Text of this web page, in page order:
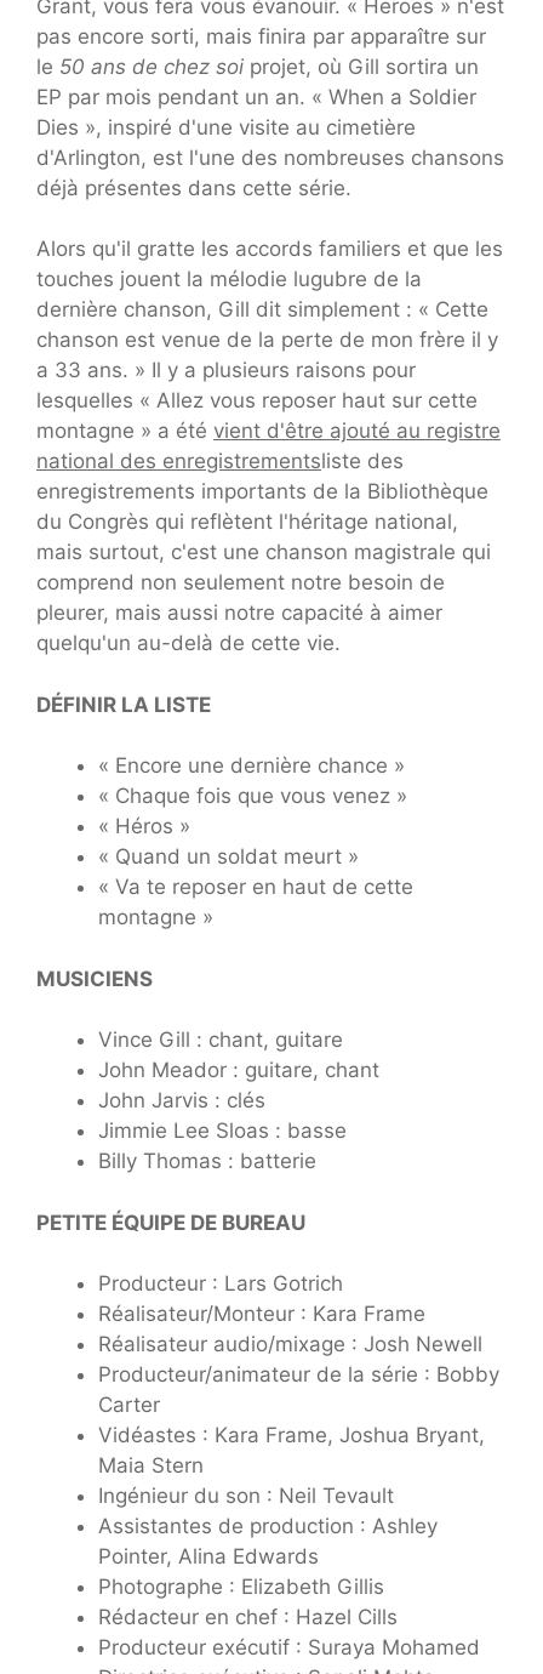
Grant, vous fera vous évanouir. « Heroes » n'est
pas encore sorti, mais finira par apparaître sur
le 50 ans de chez soi projet, où Gill sortira un
EP par mois pendant un an. « When a Soldier
Dies », inspiré d'une visite au cimetière
d'Arlington, est l'une des nombreuses chansons
déjà présentes dans cette série.
Alors qu'il gratte les accords familiers et que les
touches jouent la mélodie lugubre de la
dernière chanson, Gill dit simplement : « Cette
chanson est venue de la perte de mon frère il y
a 33 ans. » Il y a plusieurs raisons pour
lesquelles « Allez vous reposer haut sur cette
montagne » a été vient d'être ajouté au registre
national des enregistrementsliste des
enregistrements importants de la Bibliothèque
du Congrès qui reflètent l'héritage national,
mais surtout, c'est une chanson magistrale qui
comprend non seulement notre besoin de
pleurer, mais aussi notre capacité à aimer
quelqu'un au-delà de cette vie.
DÉFINIR LA LISTE
« Encore une dernière chance »
« Chaque fois que vous venez »
« Héros »
« Quand un soldat meurt »
« Va te reposer en haut de cette
montagne »
MUSICIENS
Vince Gill : chant, guitare
John Meador : guitare, chant
John Jarvis : clés
Jimmie Lee Sloas : basse
Billy Thomas : batterie
PETITE ÉQUIPE DE BUREAU
Producteur : Lars Gotrich
Réalisateur/Monteur : Kara Frame
Réalisateur audio/mixage : Josh Newell
Producteur/animateur de la série : Bobby
Carter
Vidéastes : Kara Frame, Joshua Bryant,
Maia Stern
Ingénieur du son : Neil Tevault
Assistantes de production : Ashley
Pointer, Alina Edwards
Photographe : Elizabeth Gillis
Rédacteur en chef : Hazel Cills
Producteur exécutif : Suraya Mohamed